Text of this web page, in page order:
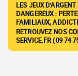
LES JEUX
DANGEREUX :
FAMILIAUX,
RETROUVEZ NOS
SERVICE.FR (09 74